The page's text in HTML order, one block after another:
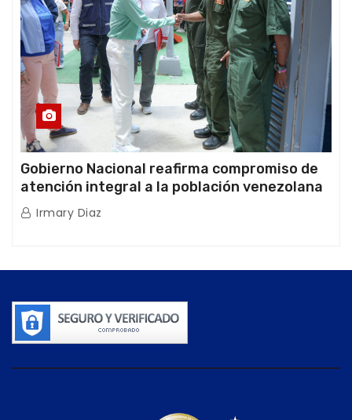
Gobierno Nacional reafirma compromiso de
atención integral a la población venezolana
tras doblete sísmico
Irmary Diaz